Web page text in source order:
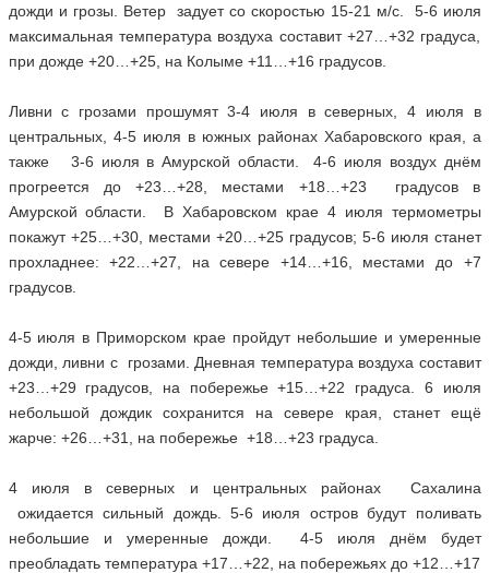
дожди и грозы. Ветер задует со скоростью 15-21 м/с. 5-6 июля
максимальная температура воздуха составит +27…+32 градуса,
при дожде +20…+25, на Колыме +11…+16 градусов.
Ливни с грозами прошумят 3-4 июля в северных, 4 июля в
центральных, 4-5 июля в южных районах Хабаровского края, а
также 3-6 июля в Амурской области. 4-6 июля воздух днём
прогреется до +23…+28, местами +18…+23 градусов в
Амурской области. В Хабаровском крае 4 июля термометры
покажут +25…+30, местами +20…+25 градусов; 5-6 июля станет
прохладнее: +22…+27, на севере +14…+16, местами до +7
градусов.
4-5 июля в Приморском крае пройдут небольшие и умеренные
дожди, ливни с грозами. Дневная температура воздуха составит
+23…+29 градусов, на побережье +15…+22 градуса. 6 июля
небольшой дождик сохранится на севере края, станет ещё
жарче: +26…+31, на побережье +18…+23 градуса.
4 июля в северных и центральных районах Сахалина
ожидается сильный дождь. 5-6 июля остров будут поливать
небольшие и умеренные дожди. 4-5 июля днём будет
преобладать температура +17…+22, на побережьях до +12…+17